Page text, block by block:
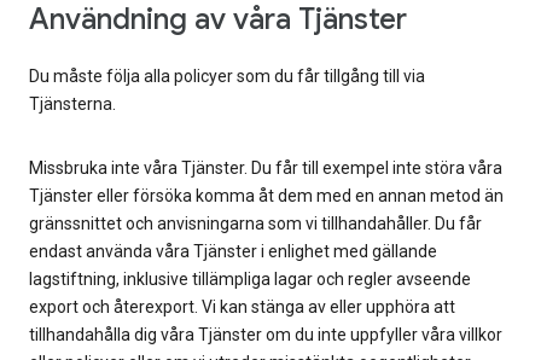
Användning av våra Tjänster
Du måste följa alla policyer som du får tillgång till via
Tjänsterna.
Missbruka inte våra Tjänster. Du får till exempel inte störa våra
Tjänster eller försöka komma åt dem med en annan metod än
gränssnittet och anvisningarna som vi tillhandahåller. Du får
endast använda våra Tjänster i enlighet med gällande
lagstiftning, inklusive tillämpliga lagar och regler avseende
export och återexport. Vi kan stänga av eller upphöra att
tillhandahålla dig våra Tjänster om du inte uppfyller våra villkor